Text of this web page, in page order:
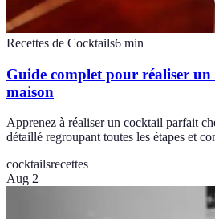
Recettes de Cocktails6 min
Guide complet pour réaliser
maison
Apprenez à réaliser un cocktail parfait
détaillé regroupant toutes les étapes et
cocktailsrecettes
Aug 2